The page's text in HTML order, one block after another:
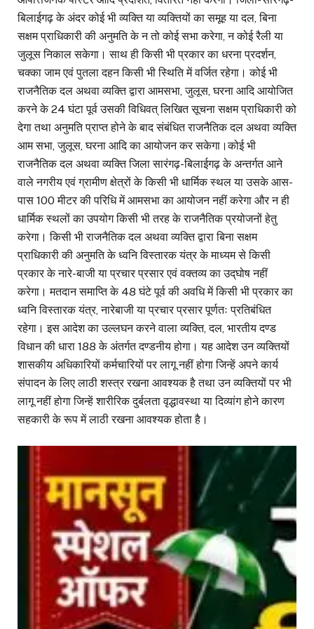
बिलाईगढ़ के अंदर कोई भी व्यक्ति या व्यक्तियों का समूह या दल, बिना
सक्षम प्राधिकारी की अनुमति के न तो कोई सभा करेगा, न कोई रैली या
जुलूस निकाल सकेगा। साथ ही किसी भी प्रकार का धरना प्रदर्शन,
चक्का जाम एवं पुतला दहन किसी भी स्थिति में वर्जित रहेगा। कोई भी
राजनैतिक दल अथवा व्यक्ति द्वारा आमसभा, जुलूस, घरना आदि आयोजित
करने के 24 घंटा पूर्व उसकी विधिवत् लिखित सूचना सक्षम प्राधिकारी को
देगा तथा अनुमति प्राप्त होने के बाद संबंधित राजनैतिक दल अथवा व्यक्ति
आम सभा, जुलूस, घरना आदि का आयोजन कर सकेगा।कोई भी
राजनैतिक दल अथवा व्यक्ति जिला सारंगढ़-बिलाईगढ़ के अन्तर्गत आने
वाले नगरीय एवं ग्रामीण क्षेत्रों के किसी भी धार्मिक स्थल या उसके आस-
पास 100 मीटर की परिधि में आमसभा का आयोजन नहीं करेगा और न ही
धार्मिक स्थलों का उपयोग किसी भी तरह के राजनैतिक प्रयोजनों हेतु
करेगा। किसी भी राजनैतिक दल अथवा व्यक्ति द्वारा बिना सक्षम
प्राधिकारी की अनुमति के ध्वनि विस्तारक यंत्र के माध्यम से किसी
प्रकार के नारे-बाजी या प्रचार प्रसार एवं वक्तव्य का उद्‌घोष नहीं
करेगा। मतदान समाप्ति के 48 घंटे पूर्व की अवधि में किसी भी प्रकार का
ध्वनि विस्तारक यंत्र, नारेबाजी या प्रचार प्रसार पूर्णतः प्रतिबंधित
रहेगा। इस आदेश का उल्लघन करने वाला व्यक्ति, दल, भारतीय दण्ड
विधान की धारा 188 के अंतर्गत दण्डनीय होगा। यह आदेश उन व्यक्तियों
शासकीय अधिकारियों कर्मचारियों पर लागू नहीं होगा जिन्हें अपने कार्य
संपादन के लिए लाठी शस्त्र रखना आवश्यक है तथा उन व्यक्तियों पर भी
लागू नहीं होगा जिन्हें शारीरिक दुर्बलता वृद्धावस्था या दिव्यांग होने कारण
सहकारी के रूप में लाठी रखना आवश्यक होता है।